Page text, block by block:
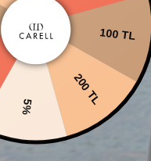
100 TL
200 TL
5%